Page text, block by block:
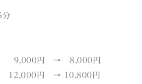
分
円 → 8,000円
12,000円 → 10,800円